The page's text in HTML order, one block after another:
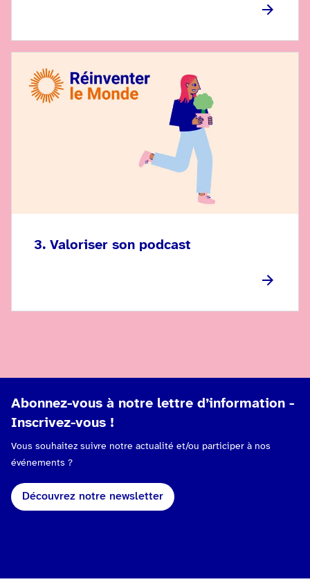
3. Valoriser son podcast
Abonnez-vous à notre lettre d’information -
Inscrivez-vous !
Vous souhaitez suivre notre actualité et/ou participer à nos
événements ?
Découvrez notre newsletter